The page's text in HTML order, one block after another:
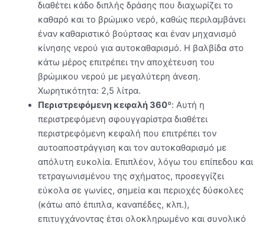
διαθέτει κάδο διπλής δράσης που διαχωρίζει το
καθαρό και το βρώμικο νερό, καθώς περιλαμβάνει
έναν καθαριστικό βούρτσας και έναν μηχανισμό
κίνησης νερού για αυτοκαθαρισμό. Η βαλβίδα στο
κάτω μέρος επιτρέπει την αποχέτευση του
βρώμικου νερού με μεγαλύτερη άνεση.
Χωρητικότητα: 2,5 λίτρα.
Περιστρεφόμενη κεφαλή 360º: Αυτή η
περιστρεφόμενη σφουγγαρίστρα διαθέτει
περιστρεφόμενη κεφαλή που επιτρέπει τον
αυτοαποστράγγιση και τον αυτοκαθαρισμό με
απόλυτη ευκολία. Επιπλέον, λόγω του επίπεδου και
τετραγωνισμένου της σχήματος, προσεγγίζει
εύκολα σε γωνίες, σημεία και περιοχές δύσκολες
(κάτω από έπιπλα, καναπέδες, κλπ.),
επιτυγχάνοντας έτσι ολοκληρωμένο και συνολικό